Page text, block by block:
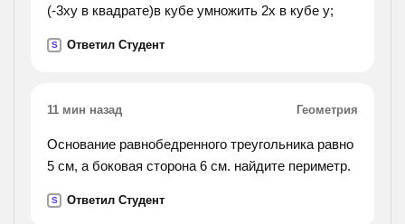
(-3ху в квадрате)в кубе умножить 2х в кубе у;
S Ответил Студент
11 мин назад Геометрия
Основание равнобедренного треугольника равно
5 см, а боковая сторона 6 см. найдите периметр.
S Ответил Студент